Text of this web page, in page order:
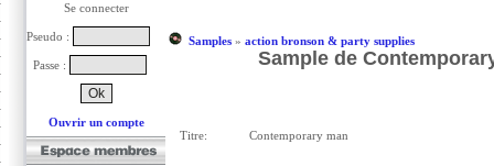
Se connecter
Pseudo :
Passe :
Ouvrir un compte
Samples» action bronson & party supplies
Sample de
Titre: Contemporary man